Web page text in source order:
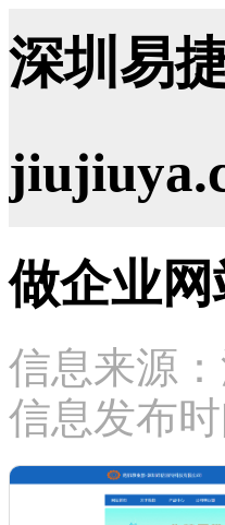
深圳易
做企业
信息来源
信息发布